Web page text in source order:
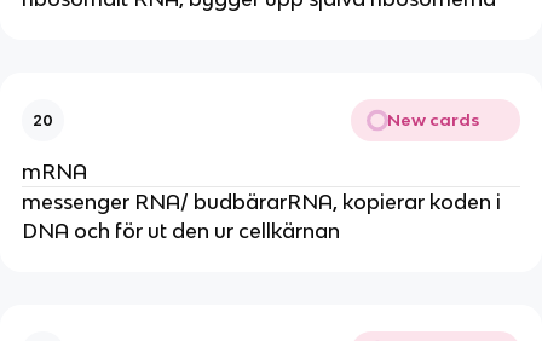
20 New cards
mRNA
messenger RNA/ budbärarRNA, kopierar koden i
DNA och för ut den ur cellkärnan